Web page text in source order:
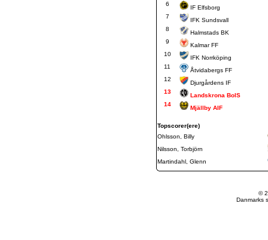
6
IF Elfsborg
7
IFK Sundsvall
8
Halmstads BK
9
Kalmar FF
10
IFK Norrköping
11
Åtvidabergs FF
12
Djurgårdens IF
13
Landskrona BoIS
14
Mjällby AIF
Topscorer(ere)
Ohlsson, Billy
Nilsson, Torbjörn
Martindahl, Glenn
©
Danmarks